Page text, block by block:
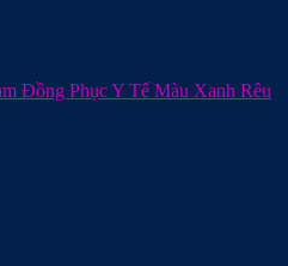
Đồng Phục Y Tế Màu Xanh Rêu